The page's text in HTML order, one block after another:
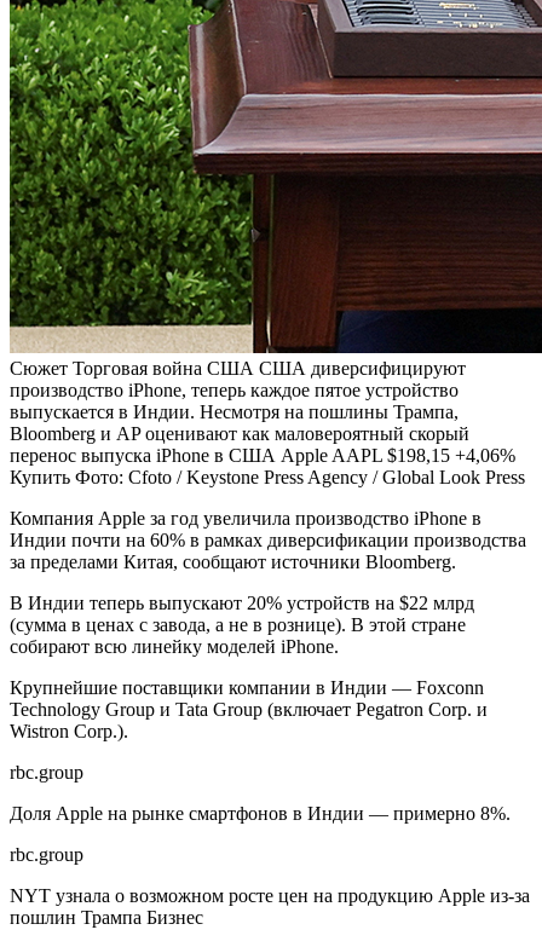
Сюжет Торговая война США США диверсифицируют
производство iPhone, теперь каждое пятое устройство
выпускается в Индии. Несмотря на пошлины Трампа,
Bloomberg и AP оценивают как маловероятный скорый
перенос выпуска iPhone в США Apple AAPL $198,15 +4,06%
Купить Фото: Cfoto / Keystone Press Agency / Global Look Press
Компания Apple за год увеличила производство iPhone в
Индии почти на 60% в рамках диверсификации производства
за пределами Китая, сообщают источники Bloomberg.
В Индии теперь выпускают 20% устройств на $22 млрд
(сумма в ценах с завода, а не в рознице). В этой стране
собирают всю линейку моделей iPhone.
Крупнейшие поставщики компании в Индии — Foxconn
Technology Group и Tata Group (включает Pegatron Corp. и
Wistron Corp.).
rbc.group
Доля Apple на рынке смартфонов в Индии — примерно 8%.
rbc.group
NYT узнала о возможном росте цен на продукцию Apple из-за
пошлин Трампа Бизнес